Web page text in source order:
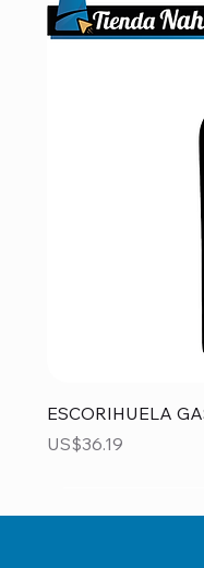
ESCORIHUELA
Precio
US$36.19